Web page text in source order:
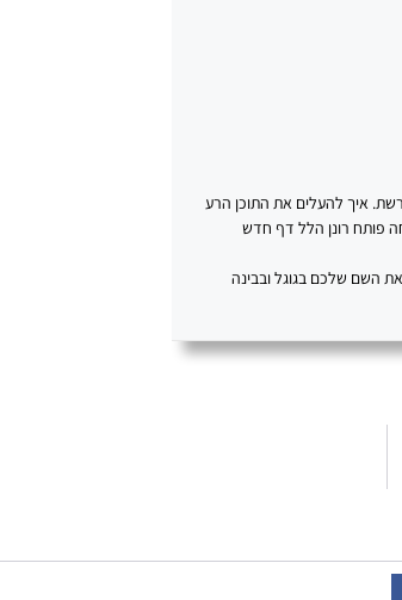
איך להעלים את התוכן הרע
מ-20 שנים ועם מאות סיפורי הצלחה פותח רונן הלל דף חדש
השם שלכם בגוגל ובבינה